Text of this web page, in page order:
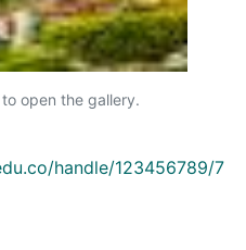
open the gallery.
handle/123456789/7